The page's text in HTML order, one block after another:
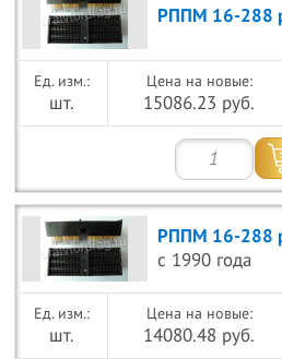
РППМ 16-288
шт.
Цена на новые:
15086.23 руб.
РППМ 16-288
с 1990 года
шт.
Цена на новые:
14080.48 руб.